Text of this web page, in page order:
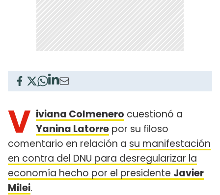
V iviana Colmenero cuestionó a
Yanina Latorre por su filoso
comentario en relación a su manifestación
en contra del DNU para desregularizar la
economía hecho por el presidente Javier
Milei.